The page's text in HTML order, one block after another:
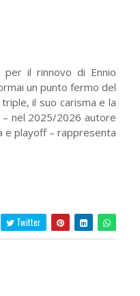
per il rinnovo di Ennio
un punto fermo del
il suo carisma e la
– nel 2025/2026 autore
e playoff – rappresenta
Twitter